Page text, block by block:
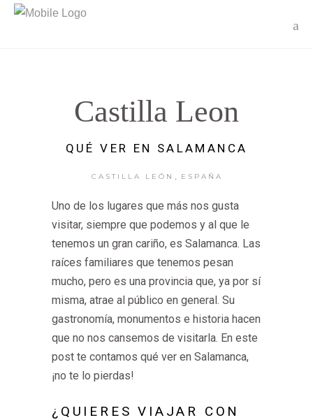
Castilla Leon
QUÉ VER EN SALAMANCA
CASTILLA LEÓN ESPAÑA
Uno de los lugares que más nos gusta
visitar, siempre que podemos y al que le
tenemos un gran cariño, es Salamanca. Las
raíces familiares que tenemos pesan
mucho, pero es una provincia que, ya por sí
misma, atrae al público en general. Su
gastronomía, monumentos e historia hacen
que no nos cansemos de visitarla. En este
post te contamos qué ver en Salamanca,
¡no te lo pierdas!
¿QUIERES VIAJAR CON